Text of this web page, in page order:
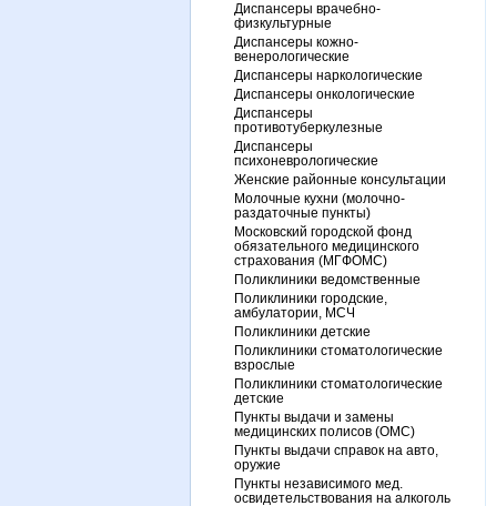
Диспансеры врачебно-
физкультурные
Диспансеры кожно-
венерологические
Диспансеры наркологические
Диспансеры онкологические
Диспансеры
противотуберкулезные
Диспансеры
психоневрологические
Женские районные консультации
Молочные кухни (молочно-
раздаточные пункты)
Московский городской фонд
обязательного медицинского
страхования (МГФОМС)
Поликлиники ведомственные
Поликлиники городские,
амбулатории, МСЧ
Поликлиники детские
Поликлиники стоматологические
взрослые
Поликлиники стоматологические
детские
Пункты выдачи и замены
медицинских полисов (ОМС)
Пункты выдачи справок на авто,
оружие
Пункты независимого мед.
освидетельствования на алкоголь